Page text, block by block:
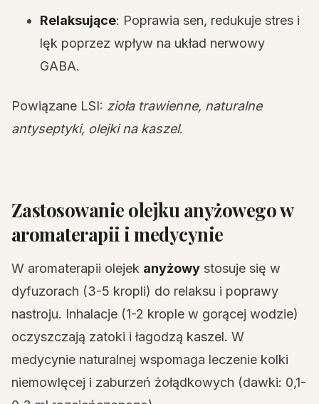
Relaksujące: Poprawia sen, redukuje stres i
lęk poprzez wpływ na układ nerwowy
GABA.
Powiązane LSI: zioła trawienne, naturalne
antyseptyki, olejki na kaszel.
Zastosowanie olejku anyżowego w
aromaterapii i medycynie
W aromaterapii olejek anyżowy stosuje się w
dyfuzorach (3-5 kropli) do relaksu i poprawy
nastroju. Inhalacje (1-2 krople w gorącej wodzie)
oczyszczają zatoki i łagodzą kaszel. W
medycynie naturalnej wspomaga leczenie kolki
niemowlęcej i zaburzeń żołądkowych (dawki: 0,1-